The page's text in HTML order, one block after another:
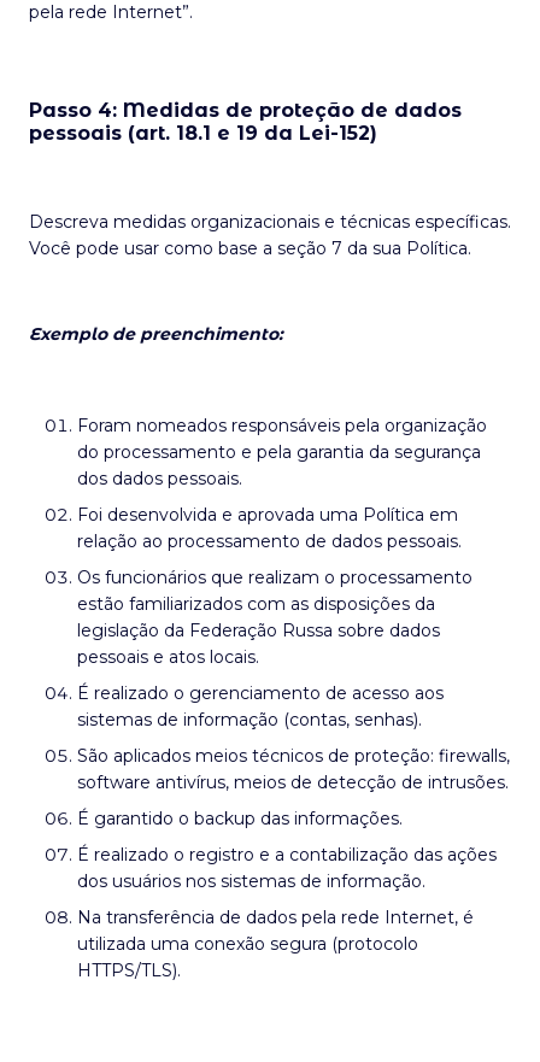
pela rede Internet”.
Passo 4: Medidas de proteção de dados
pessoais (art. 18.1 e 19 da Lei-152)
Descreva medidas organizacionais e técnicas específicas.
Você pode usar como base a seção 7 da sua Política.
Exemplo de preenchimento:
Foram nomeados responsáveis pela organização
do processamento e pela garantia da segurança
dos dados pessoais.
Foi desenvolvida e aprovada uma Política em
relação ao processamento de dados pessoais.
Os funcionários que realizam o processamento
estão familiarizados com as disposições da
legislação da Federação Russa sobre dados
pessoais e atos locais.
É realizado o gerenciamento de acesso aos
sistemas de informação (contas, senhas).
São aplicados meios técnicos de proteção: firewalls,
software antivírus, meios de detecção de intrusões.
É garantido o backup das informações.
É realizado o registro e a contabilização das ações
dos usuários nos sistemas de informação.
Na transferência de dados pela rede Internet, é
utilizada uma conexão segura (protocolo
HTTPS/TLS).